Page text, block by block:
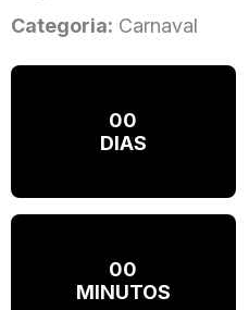
Categoria: Carnaval
00
DIAS
00
MINUTOS